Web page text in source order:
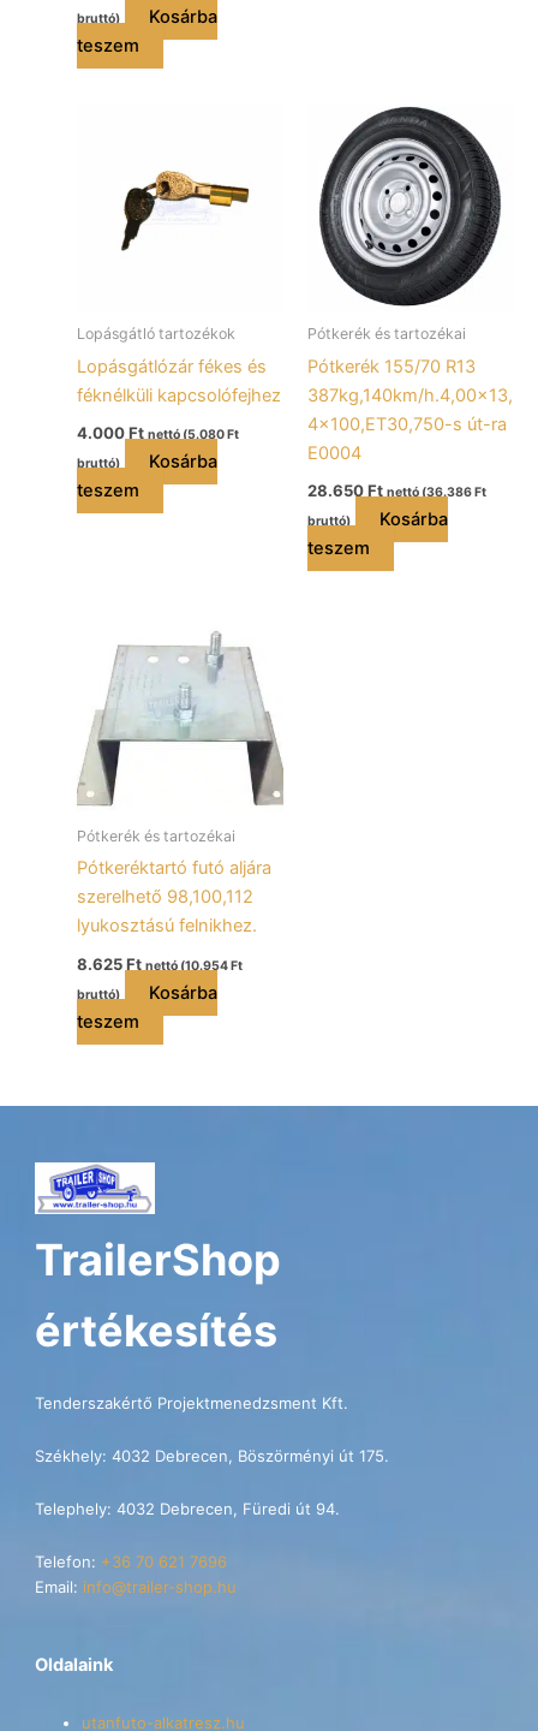
bruttó)
Kosárba
teszem
Lopásgátló tartozékok
Lopásgátlózár fékes és
féknélküli kapcsolófejhez
4.000Ft nettó (5.080Ft
bruttó)
Kosárba
teszem
Pótkerék és tartozékai
Pótkerék 155/70 R13
387kg,140km/h.4,00×13,
4×100,ET30,750-s út-ra
E0004
28.650Ft nettó (36.386Ft
bruttó)
Kosárba
teszem
Pótkerék és tartozékai
Pótkeréktartó futó aljára
szerelhető 98,100,112
lyukosztású felnikhez.
8.625Ft nettó (10.954Ft
bruttó)
Kosárba
teszem
TrailerShop
értékesítés
Tenderszakértő Projektmenedzsment Kft.
Székhely: 4032 Debrecen, Böszörményi út 175.
Telephely: 4032 Debrecen, Füredi út 94.
Telefon: +36 70 621 7696
Email: info@trailer-shop.hu
Oldalaink
utanfuto-alkatresz.hu